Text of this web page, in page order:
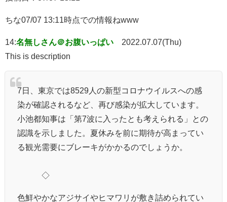
ちな07/07 13:11時点での情報ねwww
14:名無しさん＠お腹いっぱい
2022.07.07(Thu)
This is description
7日、東京では8529人の新型コロナウイルスへの感
染が確認されるなど、再び感染が拡大しています。
小池都知事は「第7波に入ったとも考えられる」との
認識を示しました。夏休みを前に期待が高まってい
る観光需要にブレーキがかかるのでしょうか。
◇
色鮮やかなアジサイやヒマワリが敷き詰められてい